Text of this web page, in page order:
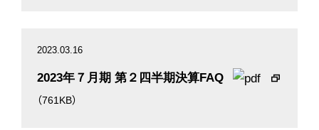
2023.03.16
2023年７月期 第２四半期決算FAQ
（761KB）